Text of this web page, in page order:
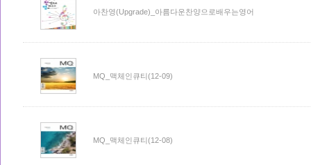
아찬영(Upgrade)_아름다운찬양으로배우는영어
MQ_맥체인큐티(12-09)
MQ_맥체인큐티(12-08)